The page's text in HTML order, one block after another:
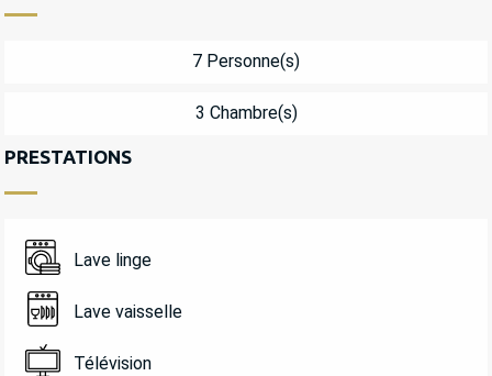
7 Personne(s)
3 Chambre(s)
PRESTATIONS
Lave linge
Lave vaisselle
Télévision